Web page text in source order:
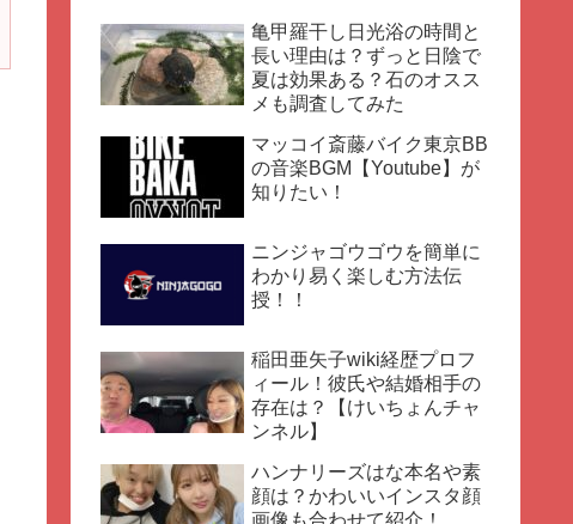
亀甲羅干し日光浴の時間と
長い理由は？ずっと日陰で
夏は効果ある？石のオスス
メも調査してみた
マッコイ斎藤バイク東京BB
の音楽BGM【Youtube】が
知りたい！
ニンジャゴウゴウを簡単に
わかり易く楽しむ方法伝
授！！
稲田亜矢子wiki経歴プロフ
ィール！彼氏や結婚相手の
存在は？【けいちょんチャ
ンネル】
ハンナリーズはな本名や素
顔は？かわいいインスタ顔
画像も合わせて紹介！